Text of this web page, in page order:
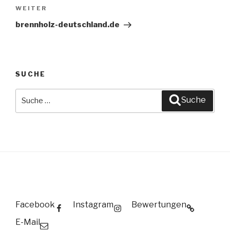
Nächster
Beitrag
WEITER
brennholz-deutschland.de
SUCHE
Suche
Facebook Instagram
Bewertungen
E-Mail